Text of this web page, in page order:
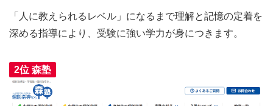
「人に教えられるレベル」になるまで理解と記憶の定着を
深める指導により、受験に強い学力が身につきます。
2位 森塾